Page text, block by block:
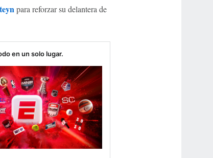
para reforzar su delantera de
en un solo lugar.